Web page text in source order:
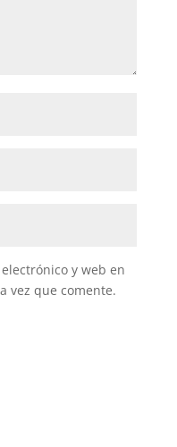
y web en
vez que comente.